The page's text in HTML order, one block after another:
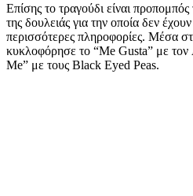
Επίσης το τραγούδι είναι
της δουλειάς για την οποία δεν
περισσότερες πληροφορίες. Μέσα
κυκλοφόρησε το “Me Gusta” με
Me” με τους Black Eyed Peas.